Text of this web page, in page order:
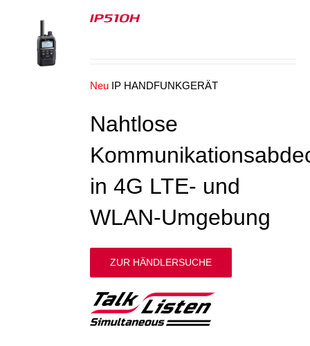
IP510H
Neu IP HANDFUNKGERÄT
Nahtlose
in 4G LTE- und
WLAN-Umgebung
ZUR HÄNDLERSUCHE